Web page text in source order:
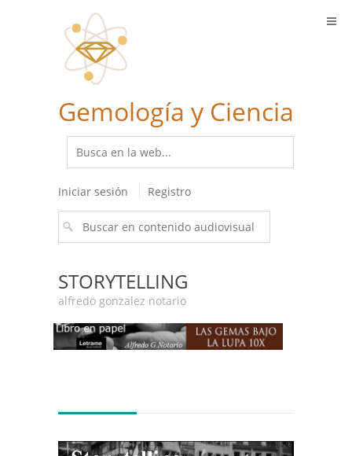
Gemología y Ciencia
Iniciar sesión Registro
STORYTELLING
alfredo gonzalez notario